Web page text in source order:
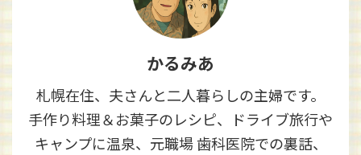
かるみあ
札幌在住、夫さんと二人暮らしの主婦です。
手作り料理＆お菓子のレシピ、ドライブ旅行や
キャンプに温泉、元職場 歯科医院での裏話、